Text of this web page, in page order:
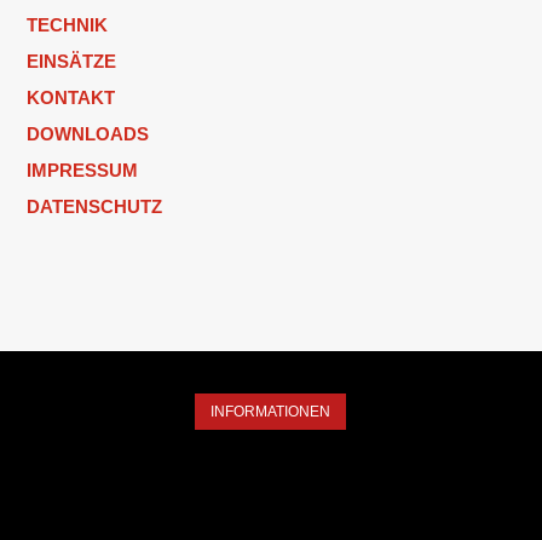
TECHNIK
EINSÄTZE
KONTAKT
DOWNLOADS
IMPRESSUM
DATENSCHUTZ
INFORMATIONEN